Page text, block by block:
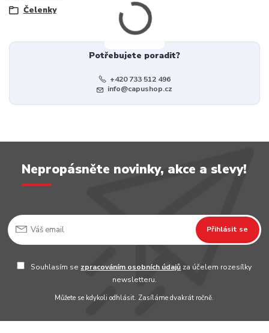
Čelenky
Potřebujete poradit?
+420 733 512 496
info@capushop.cz
Nepropásněte novinky, akce a slevy!
Přihlásit se
Souhlasím se zpracováním osobních údajů za účelem rozesílky
newsletteru.
Můžete se kdykoli odhlásit. Zasíláme dvakrát ročně.